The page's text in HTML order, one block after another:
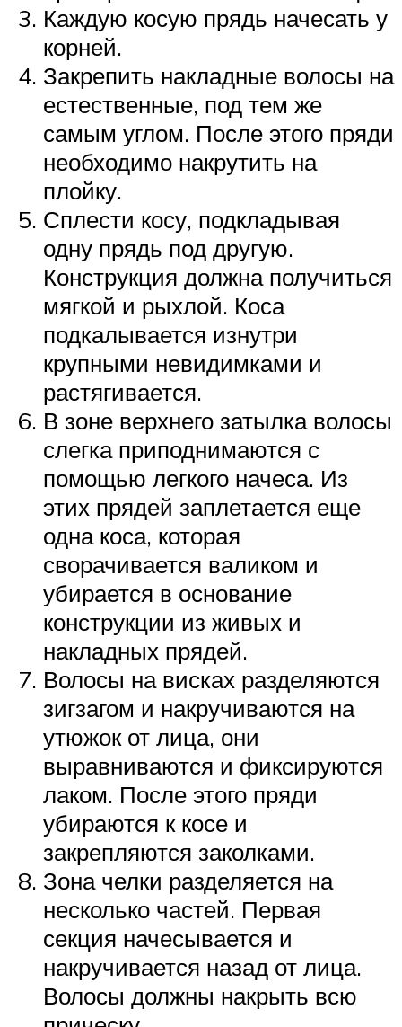
Каждую косую прядь начесать у
корней.
Закрепить накладные волосы на
естественные, под тем же
самым углом. После этого пряди
необходимо накрутить на
плойку.
Сплести косу, подкладывая
одну прядь под другую.
Конструкция должна получиться
мягкой и рыхлой. Коса
подкалывается изнутри
крупными невидимками и
растягивается.
В зоне верхнего затылка волосы
слегка приподнимаются с
помощью легкого начеса. Из
этих прядей заплетается еще
одна коса, которая
сворачивается валиком и
убирается в основание
конструкции из живых и
накладных прядей.
Волосы на висках разделяются
зигзагом и накручиваются на
утюжок от лица, они
выравниваются и фиксируются
лаком. После этого пряди
убираются к косе и
закрепляются заколками.
Зона челки разделяется на
несколько частей. Первая
секция начесывается и
накручивается назад от лица.
Волосы должны накрыть всю